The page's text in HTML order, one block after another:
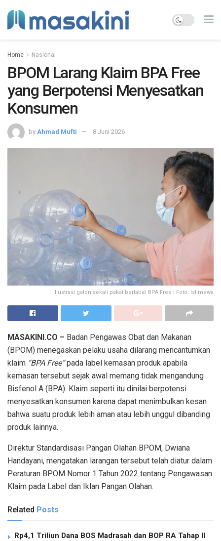
Home Nasional
BPOM Larang Klaim BPA Free
yang Berpotensi Menyesatkan
Konsumen
by Ahmad Mufti 8 Juni 2026
Ilustrasi galon sekali pakai berlabel BPA Free | Foto: Istimewa
MASAKINI.CO – Badan Pengawas Obat dan Makanan
(BPOM) menegaskan pelaku usaha dilarang mencantumkan
klaim “BPA Free”pada label kemasan produk apabila
kemasan tersebut sejak awal memang tidak mengandung
Bisfenol A (BPA). Klaim seperti itu dinilai berpotensi
menyesatkan konsumen karena dapat menimbulkan kesan
bahwa suatu produk lebih aman atau lebih unggul dibanding
produk lainnya.
Direktur Standardisasi Pangan Olahan BPOM, Dwiana
Handayani, mengatakan larangan tersebut telah diatur dalam
Peraturan BPOM Nomor 1 Tahun 2022 tentang Pengawasan
Klaim pada Label dan Iklan Pangan Olahan.
Related Posts
Rp4,1 Triliun Dana BOS Madrasah dan BOP RA Tahap II